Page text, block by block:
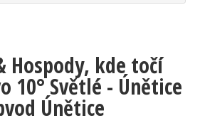
Hospody, kde točí
10° Světlé - Únětice
Únětice